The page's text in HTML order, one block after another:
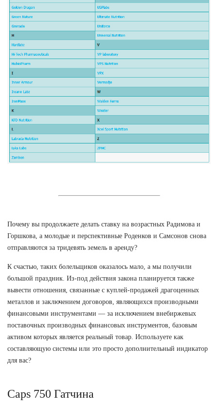
Почему вы продолжаете делать ставку на возрастных Радимова и
Горшкова, а молодые и перспективные Роденков и Самсонов снова
отправляются за тридевять земель в аренду?
К счастью, таких болельщиков оказалось мало, а мы получили
большой праздник. Из-под действия закона планируется также
вывести отношения, связанные с куплей-продажей драгоценных
металлов и заключением договоров, являющихся производными
финансовыми инструментами — за исключением внебиржевых
поставочных производных финансовых инструментов, базовым
активом которых является реальный товар. Используете как
составляющую системы или это просто дополнительный индикатор
для вас?
Caps 750 Гатчина